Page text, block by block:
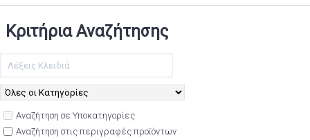
Κριτήρια Αναζήτησης
Αναζήτηση σε Υποκατηγορίες
Αναζήτηση στις περιγραφές προϊόντων